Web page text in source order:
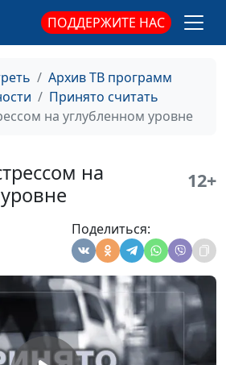
ПОДДЕРЖИТЕ НАС
Архив ТВ программ
Принято считать
на углубленном уровне
на
12+
Поделиться:
психолог
Юлия Синицына,
психолог
#582
Юлия Синицына,
#581
Юлия Синицына,
психолог
#580
Юлия Синицына,
Светлана Страж,
психолог
#579
Юлия Синицына,
Светлана Страж,
#578